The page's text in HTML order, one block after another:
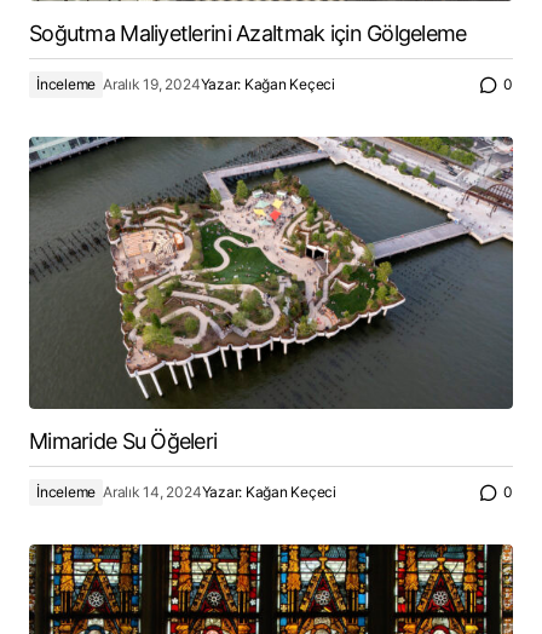
Soğutma Maliyetlerini Azaltmak için Gölgeleme
İnceleme Aralık 19, 2024Yazar: Kağan Keçeci 0
Mimaride Su Öğeleri
İnceleme Aralık 14, 2024Yazar: Kağan Keçeci 0